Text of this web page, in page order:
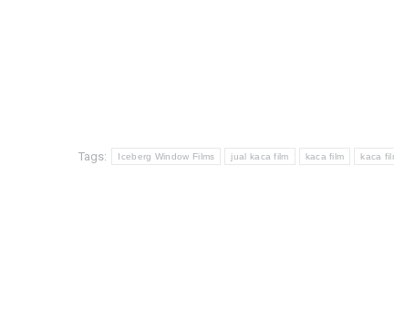
Tags: Iceberg Window Films jual kaca film kaca film kaca